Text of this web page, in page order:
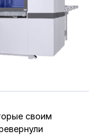
своим